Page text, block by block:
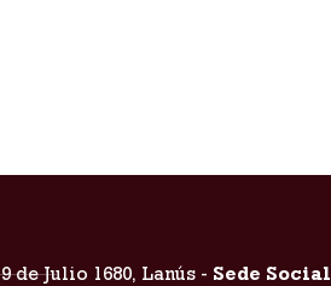
9 de Julio 1680, Lanús - Sede Social